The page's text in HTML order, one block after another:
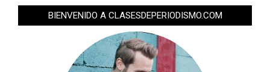
BIENVENIDO A CLASESDEPERIODISMO.COM